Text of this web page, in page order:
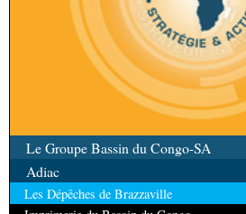
Le Groupe Bassin du Congo-SA
Adiac
Les Dépêches de Brazzaville